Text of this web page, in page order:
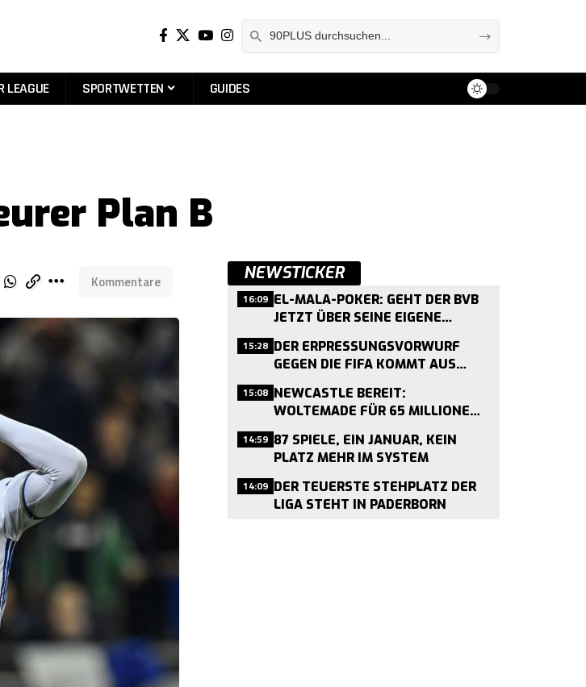
LEAGUE SPORTWETTEN GUIDES
Plan B
Kommentare NEWSTICKER
16:09 EL-MALA-POKER: GEHT DER BVB
JETZT ÜBER SEINE EIGENE
15:28 DER ERPRESSUNGSVORWURF
GEGEN DIE FIFA KOMMT AUS
15:08 NEWCASTLE BEREIT:
WOLTEMADE FÜR 65 MILLIONEN
CO. IM RENNEN
14:59 87 SPIELE, EIN JANUAR, KEIN
PLATZ MEHR IM SYSTEM
14:09 DER TEUERSTE STEHPLATZ DER
LIGA STEHT IN PADERBORN